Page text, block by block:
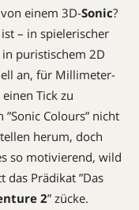
einem 3D-Sonic?
– in spielerischer
puristischem 2D
an, für Millimeter-
Tick zu
Colours” nicht
herum, doch
so motivierend, wild
das Prädikat ”Das
2” zücke.